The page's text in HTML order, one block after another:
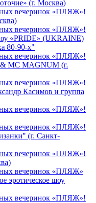
(г. Москва)
вечеринок «ПЛЯЖ»!
вечеринок «ПЛЯЖ»!
«PRIDE» (UKRAINE)
80-90-х"
вечеринок «ПЛЯЖ»!
MC MAGNUM (г.
вечеринок «ПЛЯЖ»!
Касимов и группа
вечеринок «ПЛЯЖ»!
вечеринок «ПЛЯЖ»!
(г. Санкт-
вечеринок «ПЛЯЖ»!
вечеринок «ПЛЯЖ»
эротическое шоу
вечеринок «ПЛЯЖ»!